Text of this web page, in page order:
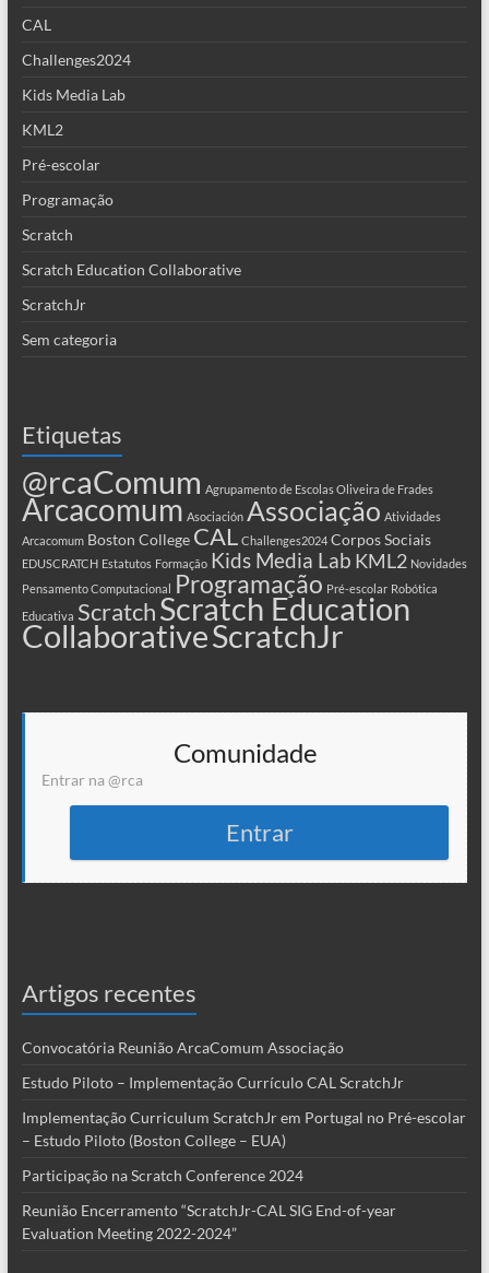
CAL
Challenges2024
Kids Media Lab
KML2
Pré-escolar
Programação
Scratch
Scratch Education Collaborative
ScratchJr
Sem categoria
Etiquetas
@rcaComum Agrupamento de Escolas Oliveira de Frades
Arcacomum Asociación Associação Atividades
Arcacomum Boston College CAL Challenges2024 Corpos Sociais
EDUSCRATCH Estatutos Formação Kids Media Lab KML2 Novidades
Pensamento Computacional Programação Pré-escolar Robótica
Educativa ScratchScratch Education
CollaborativeScratchJr
Comunidade
Entrar na @rca
Entrar
Artigos recentes
Convocatória Reunião ArcaComum Associação
Estudo Piloto – Implementação Currículo CAL ScratchJr
Implementação Curriculum ScratchJr em Portugal no Pré-escolar
– Estudo Piloto (Boston College – EUA)
Participação na Scratch Conference 2024
Reunião Encerramento “ScratchJr-CAL SIG End-of-year
Evaluation Meeting 2022-2024”